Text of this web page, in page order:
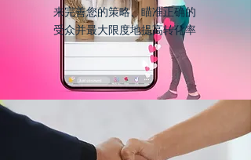
来完善您的策略、瞄准正确的
受众并最大限度地提高转化率